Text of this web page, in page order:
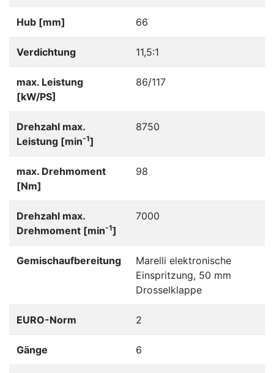
Hub [mm] 66
Verdichtung 11,5:1
max. Leistung
[kW/PS]
86/117
Drehzahl max.
Leistung [min-1]
8750
max. Drehmoment
[Nm]
98
Drehzahl max.
Drehmoment [min-1]
7000
Gemischaufbereitung
Marelli elektronische
Einspritzung, 50 mm
Drosselklappe
EURO-Norm 2
Gänge 6